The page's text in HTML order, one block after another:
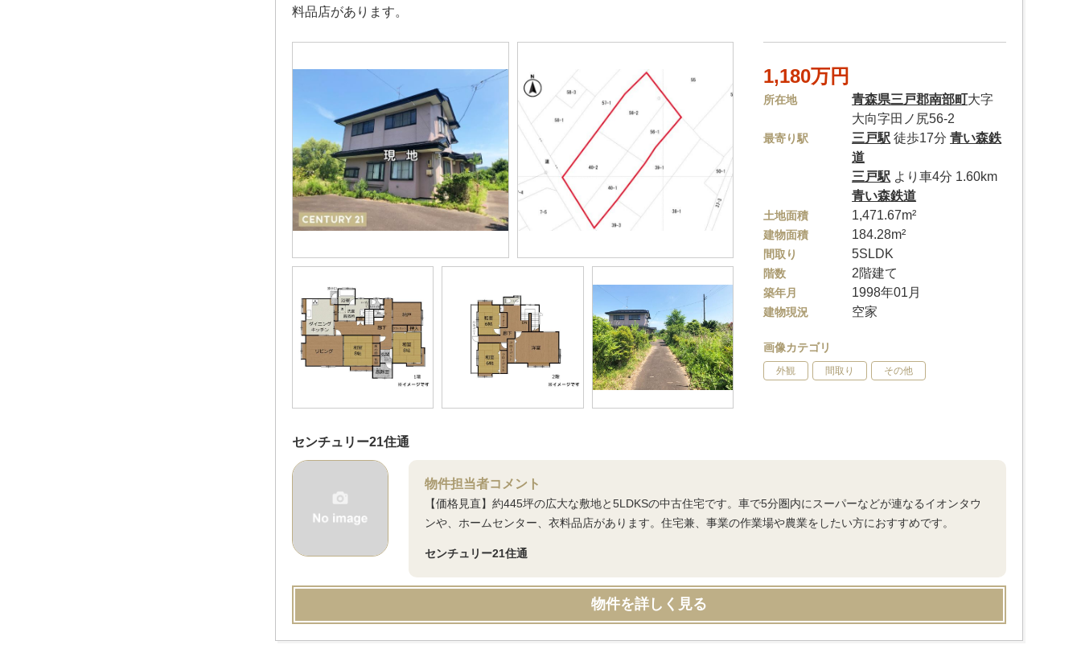
料品店があります。
1,180万円
所在地 青森県三戸郡南部町大字
大向字田ノ尻56-2
最寄り駅 三戸駅 徒歩17分青い森鉄
道
三戸駅 より車4分 1.60km
青い森鉄道
土地面積 1,471.67m²
建物面積 184.28m²
間取り 5SLDK
階数 2階建て
築年月 1998年01月
建物現況 空家
画像カテゴリ
外観 間取り その他
センチュリー21住通
物件担当者コメント
【価格見直】約445坪の広大な敷地と5LDKSの中古住宅です。車で5分圏内にスーパーなどが連なるイオンタウ
ンや、ホームセンター、衣料品店があります。住宅兼、事業の作業場や農業をしたい方におすすめです。
センチュリー21住通
物件を詳しく見る